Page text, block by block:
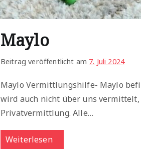
Maylo
Beitrag veröffentlicht am 7. Juli 2024
Maylo Vermittlungshilfe- Maylo
wird auch nicht über uns vermittelt,
Privatvermittlung. Alle…
Weiterlesen